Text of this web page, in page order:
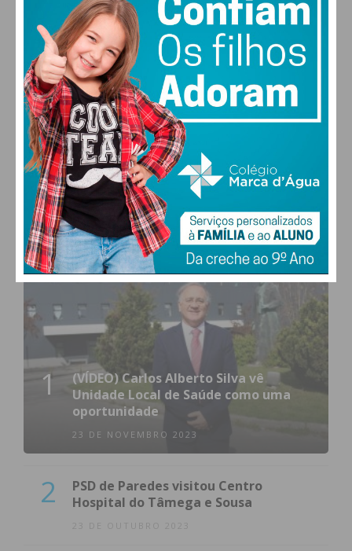
27,0k
Fans
0
Followers
1,2k
Subscribers
0
Followers
577
Readers
MAIS POPULARES
1
(VÍDEO) Carlos Alberto Silva vê
Unidade Local de Saúde como uma
oportunidade
23 DE NOVEMBRO 2023
2
PSD de Paredes visitou Centro
Hospital do Tâmega e Sousa
23 DE OUTUBRO 2023